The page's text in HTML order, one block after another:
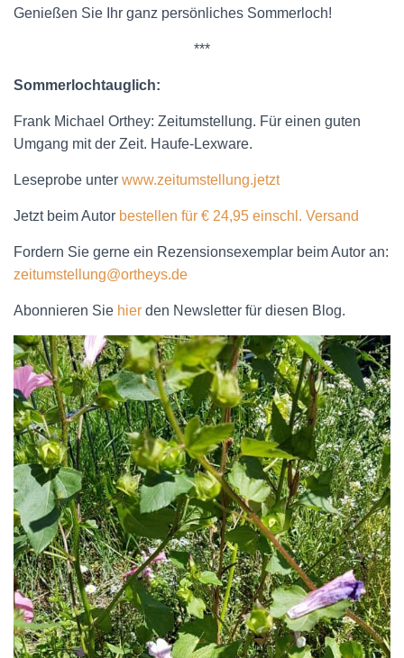
Genießen Sie Ihr ganz persönliches Sommerloch!
***
Sommerlochtauglich:
Frank Michael Orthey: Zeitumstellung. Für einen guten
Umgang mit der Zeit. Haufe-Lexware.
Leseprobe unter www.zeitumstellung.jetzt
Jetzt beim Autor bestellen für € 24,95 einschl. Versand
Fordern Sie gerne ein Rezensionsexemplar beim Autor an:
zeitumstellung@ortheys.de
Abonnieren Sie hier den Newsletter für diesen Blog.